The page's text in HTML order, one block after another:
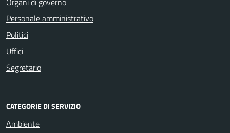
Personale amministrativo
Politici
Uffici
Segretario
CATEGORIE DI SERVIZIO
Ambiente